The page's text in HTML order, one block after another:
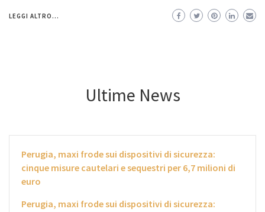
LEGGI ALTRO...
Ultime News
Perugia, maxi frode sui dispositivi di sicurezza:
cinque misure cautelari e sequestri per 6,7 milioni di
euro
Perugia, maxi frode sui dispositivi di sicurezza: